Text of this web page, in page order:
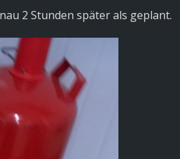
2 Stunden später als geplant.